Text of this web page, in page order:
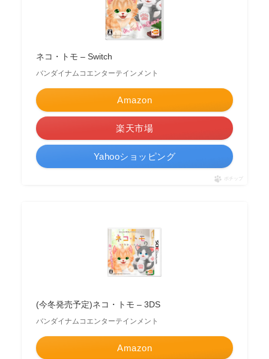
ネコ・トモ – Switch
バンダイナムコエンターテインメント
Amazon
楽天市場
Yahooショッピング
ポチップ
(今冬発売予定)ネコ・トモ – 3DS
バンダイナムコエンターテインメント
Amazon